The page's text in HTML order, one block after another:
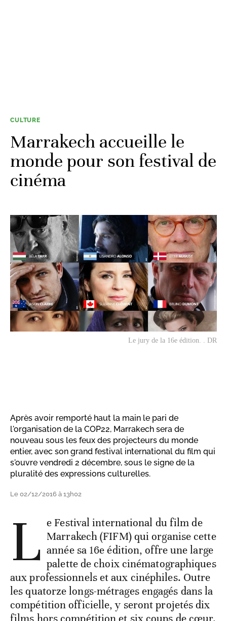
CULTURE
Marrakech accueille le
monde pour son festival de
cinéma
Le jury de la 16e édition. . DR
Après avoir remporté haut la main le pari de
l'organisation de la COP22, Marrakech sera de
nouveau sous les feux des projecteurs du monde
entier, avec son grand festival international du film qui
s'ouvre vendredi 2 décembre, sous le signe de la
pluralité des expressions culturelles.
Le 02/12/2016 à 13h02
L e Festival international du film de
Marrakech (FIFM) qui organise cette
année sa 16e édition, offre une large
palette de choix cinématographiques
aux professionnels et aux cinéphiles. Outre
les quatorze longs-métrages engagés dans la
compétition officielle, y seront projetés dix
films hors compétition et six coups de cœur.